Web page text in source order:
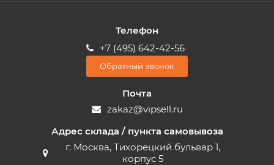
Телефон
+7 (495) 642-42-56
Обратный звонок
Почта
zakaz@vipsell.ru
Адрес склада / пункта самовывоза
г. Москва, Тихорецкий бульвар 1,
корпус 5